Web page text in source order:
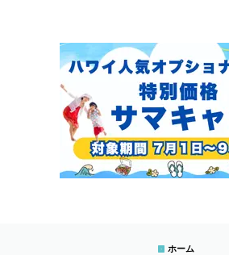
ホーム